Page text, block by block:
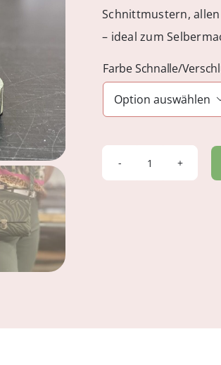
Schnittmustern,
– ideal zum
Farbe Schnalle/
FESTIVAL